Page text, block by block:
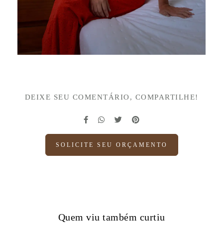
DEIXE SEU COMENTÁRIO, COMPARTILHE!
SOLICITE SEU ORÇAMENTO
Quem viu também curtiu